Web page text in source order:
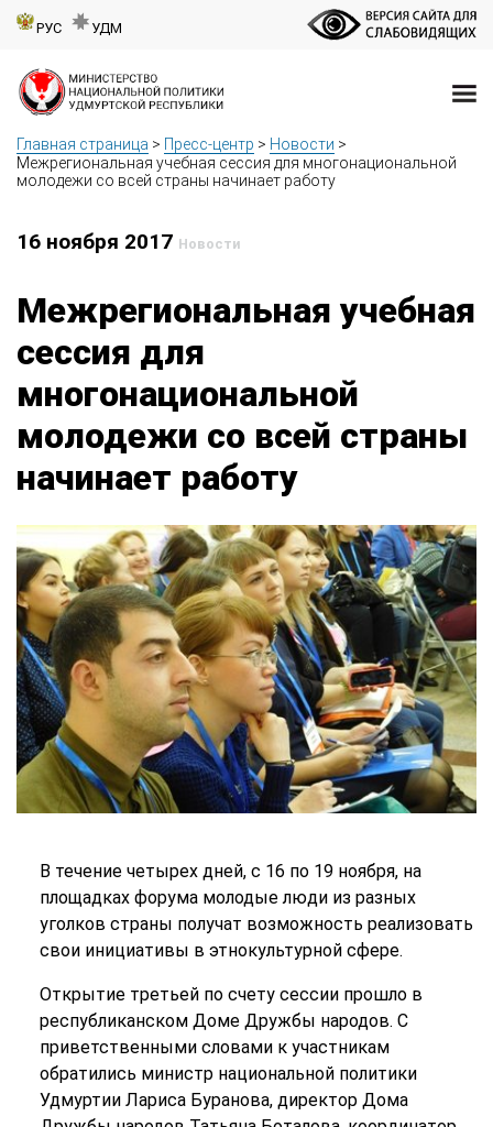
РУС УДМ
Главная страница > Пресс-центр > Новости >
Межрегиональная учебная сессия для многонациональной
молодежи со всей страны начинает работу
16 ноября 2017 Новости
Межрегиональная учебная
сессия для
многонациональной
молодежи со всей страны
начинает работу
В течение четырех дней, с 16 по 19 ноября, на
площадках форума молодые люди из разных
уголков страны получат возможность реализовать
свои инициативы в этнокультурной сфере.
Открытие третьей по счету сессии прошло в
республиканском Доме Дружбы народов. С
приветственными словами к участникам
обратились министр национальной политики
Удмуртии Лариса Буранова, директор Дома